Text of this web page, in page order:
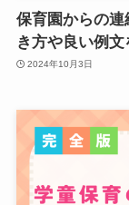
保育園からの
き方や良い例文
2024年10月3日